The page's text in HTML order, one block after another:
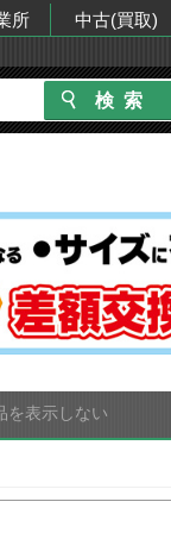
所 中古(買取)
を表示しない